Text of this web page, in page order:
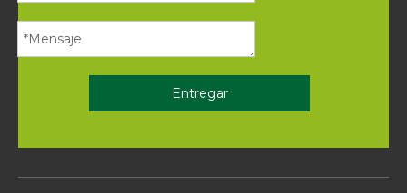
Entregar